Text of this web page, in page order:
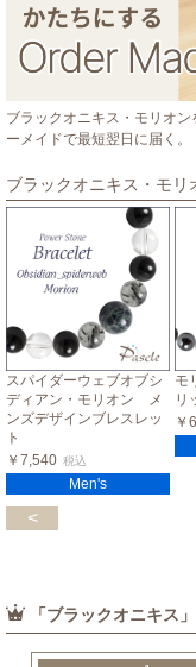
ブラックオニキス・モリオ
ーメイドで最短翌日に届く。
ブラックオニキス・モリ
スパイダーウェブオブシ
ディアン・モリオン メ
ンズデザインブレスレッ
ト
￥7,540 税込
Men's
モ
リ
￥
<
「ブラックオニキス